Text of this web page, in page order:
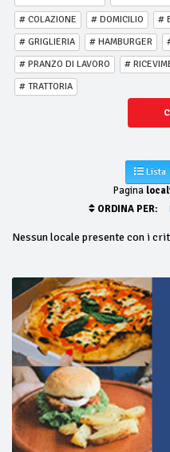
# COLAZIONE
# DOMICILIO #
# GRIGLIERIA
# HAMBURGER
# PRANZO DI LAVORO
#
# TRATTORIA
Lista
Pagina
ORDINA PER:
Nessun locale presente con i